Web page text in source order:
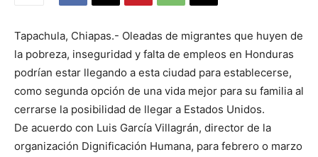
Tapachula, Chiapas.- Oleadas de migrantes que huyen de
la pobreza, inseguridad y falta de empleos en Honduras
podrían estar llegando a esta ciudad para establecerse,
como segunda opción de una vida mejor para su familia al
cerrarse la posibilidad de llegar a Estados Unidos.
De acuerdo con Luis García Villagrán, director de la
organización Dignificación Humana, para febrero o marzo